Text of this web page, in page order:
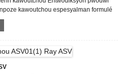
kawoutchou espesyalman formulé
yo gen lyen tout asye ki fèt ak
machin ou epi asire operasyon ekipman
yo olye pou w bwose yo ak adezif,